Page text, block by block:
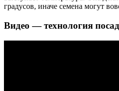
градусов, иначе семена могут
Видео — технология